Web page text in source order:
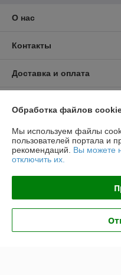
О нас
Контакты
Доставка и оплата
Полная версия сайта
Политика обработки
Сайт создан на
Обработка файлов
Мы используем файлы
пользователей портала и
рекомендаций. Вы можете
отключить их.